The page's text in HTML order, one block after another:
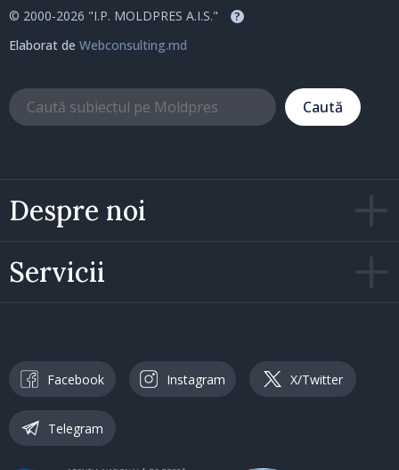
Despre noi
Servicii
© 2000-2026 "I.P. MOLDPRES A.I.S." ?
Elaborat de Webconsulting.md
Caută
Facebook Instagram X/Twitter
Telegram